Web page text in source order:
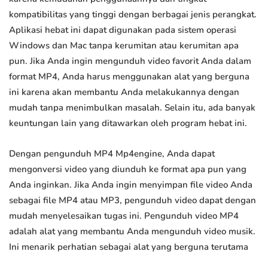
kompatibilitas yang tinggi dengan berbagai jenis perangkat.
Aplikasi hebat ini dapat digunakan pada sistem operasi
Windows dan Mac tanpa kerumitan atau kerumitan apa
pun. Jika Anda ingin mengunduh video favorit Anda dalam
format MP4, Anda harus menggunakan alat yang berguna
ini karena akan membantu Anda melakukannya dengan
mudah tanpa menimbulkan masalah. Selain itu, ada banyak
keuntungan lain yang ditawarkan oleh program hebat ini.
Dengan pengunduh MP4 Mp4engine, Anda dapat
mengonversi video yang diunduh ke format apa pun yang
Anda inginkan. Jika Anda ingin menyimpan file video Anda
sebagai file MP4 atau MP3, pengunduh video dapat dengan
mudah menyelesaikan tugas ini. Pengunduh video MP4
adalah alat yang membantu Anda mengunduh video musik.
Ini menarik perhatian sebagai alat yang berguna terutama